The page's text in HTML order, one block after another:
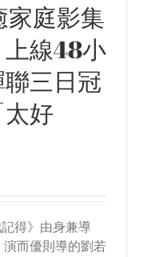
庭影集
上線48小
三日冠
好
得》由身兼導
而優則導的劉若